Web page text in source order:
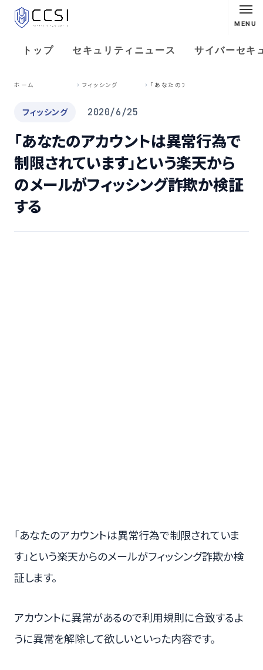
MENU
トップ セキュリティニュース サイバーセキ
ホーム フィッシング
フィッシング 2020/6/25
「あなたのアカウントは異常行為で
制限されています」という楽天から
のメールがフィッシング詐欺か検証
する
「あなたのアカウントは異常行為で制限されていま
す」という楽天からのメールがフィッシング詐欺か検
証します。
アカウントに異常があるので利用規則に合致するよ
うに異常を解除して欲しいといった内容です。